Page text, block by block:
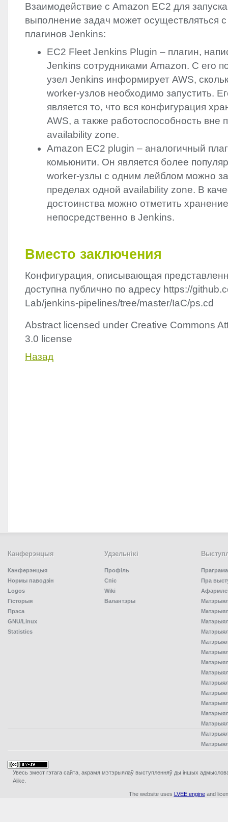
Взаимодействие с Amazon EC2 для
выполнение задач может осуществляться
плагинов Jenkins:
EC2 Fleet Jenkins Plugin – плагин,
Jenkins сотрудниками Amazon. С его
узел Jenkins информируетAWS,
worker-узлов необходимо запустить.
является то, что вся конфигурация
AWS, а также работоспособность вне
availability zone.
Amazon EC2 plugin – аналогичный
комьюнити. Он является более
worker-узлы с одним лейблом можно
пределах одной availability zone. В
достоинства можно отметить
непосредственно в Jenkins.
Вместо заключения
Конфигурация, описывающая
доступна публично по адресу https://
Lab/jenkins-pipelines/tree/master/IaC/ps.cd
Abstract licensed under Creative Commons
3.0 license
Назад
Канферэнцыя
Канферэнцыя
Нормы паводзін
Logos
Гісторыя
Прэса
GNU/Linux
Statistics
Удзельнiкi
Профіль
Спiс
Wiki
Валантэры
Праграма
Пра
Увесь змест гэтага сайта, акрамя мэтэрыялаў выступленняў ды iншых
Alike.
The website uses LVEE engineand